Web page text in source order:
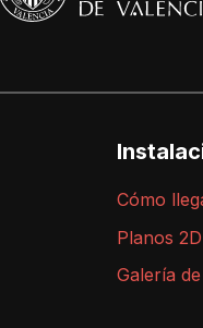
Cómo
Planos 2D
Galería